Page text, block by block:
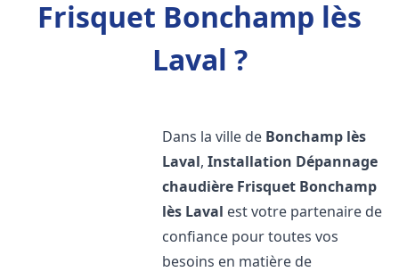
Frisquet Bonchamp lès
Laval ?
Dans la ville de Bonchamp lès
Laval,Installation Dépannage
chaudière Frisquet Bonchamp
lès Laval est votre partenaire de
confiance pour toutes vos
besoins en matière de